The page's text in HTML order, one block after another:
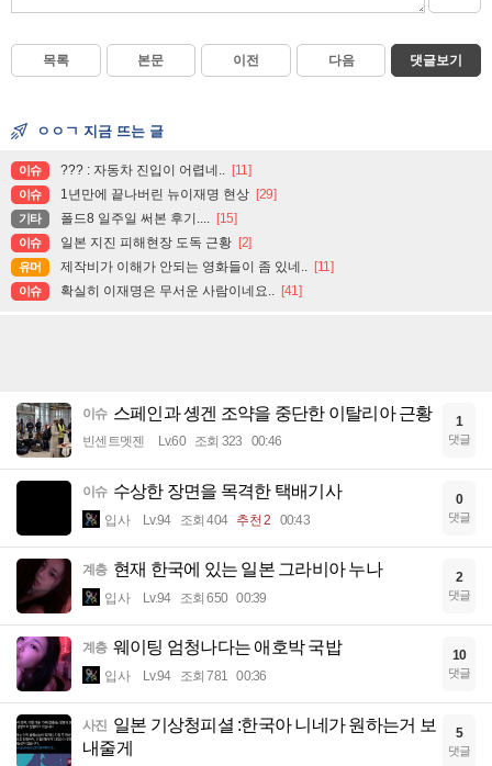
목록 본문 이전 다음 댓글보기
ㅇㅇㄱ 지금 뜨는 글
이슈 ??? : 자동차 진입이 어렵네.. [11]
이슈 1년만에 끝나버린 뉴이재명 현상 [29]
기타 폴드8 일주일 써본 후기.... [15]
이슈 일본 지진 피해현장 도독 근황 [2]
유머 제작비가 이해가 안되는 영화들이 좀 있네.. [11]
이슈 확실히 이재명은 무서운 사람이네요.. [41]
이슈 스페인과 솅겐 조약을 중단한 이탈리아 근황
빈센트멧젠 Lv.60 조회 323 00:46
1
댓글
이슈 수상한 장면을 목격한 택배기사
입사 Lv.94 조회 404 추천 2 00:43
0
댓글
계층 현재 한국에 있는 일본 그라비아 누나
입사 Lv.94 조회 650 00:39
2
댓글
계층 웨이팅 엄청나다는 애호박 국밥
입사 Lv.94 조회 781 00:36
10
댓글
사진 일본 기상청피셜 :한국아 니네가 원하는거 보
내줄게
5
댓글